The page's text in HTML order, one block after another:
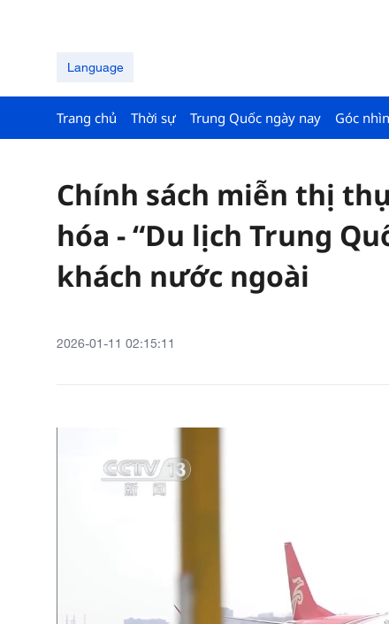
Language
Trang chủ Thời sự Trung Quốc ngày nay Góc nhìn
Chính sách miễn thị
hóa - “Du lịch Trung
khách nước ngoài
2026-01-11 02:15:11